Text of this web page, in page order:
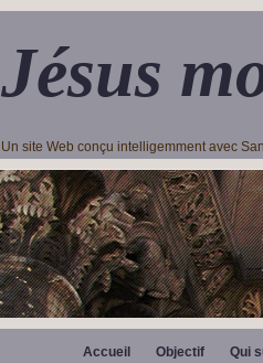
Jésus
Un site Web conçu intelligemment avec
Accueil Objectif Qui